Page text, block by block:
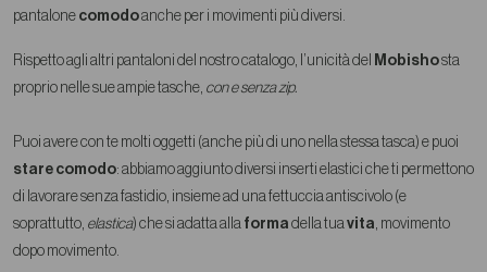
pantalone comodoanche per i movimenti più diversi.
Rispetto agli altri pantaloni del nostro catalogo, l’unicità del Mobishosta
proprio nelle sue ampie tasche, con e senza zip.
Puoi avere con te molti oggetti (anche più di uno nella stessa tasca) e puoi
stare comodo: abbiamo aggiunto diversi inserti elastici che ti permettono
di lavorare senza fastidio, insieme ad una fettuccia antiscivolo (e
soprattutto, elastica) che si adatta alla forma della tuavita, movimento
dopo movimento.